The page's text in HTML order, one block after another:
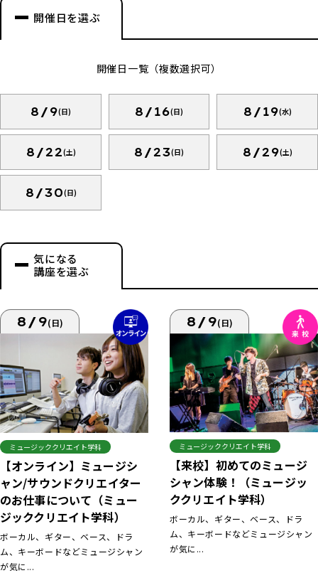
開催日を選ぶ
開催日一覧（複数選択可）
8/9(日) 8/16(日) 8/19(水)
8/22(土) 8/23(日) 8/29(土)
8/30(日)
気になる
講座を選ぶ
8/9(日)
ミュージッククリエイト学科
【オンライン】ミュージシ
ャン/サウンドクリエイター
のお仕事について（ミュー
ジッククリエイト学科）
ボーカル、ギター、ベース、ドラ
ム、キーボードなどミュージシャン
が気に...
8/9(日)
ミュージッククリエイト学科
【来校】初めてのミュージ
シャン体験！（ミュージッ
ククリエイト学科）
ボーカル、ギター、ベース、ドラ
ム、キーボードなどミュージシャン
が気に...